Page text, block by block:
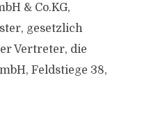
& Co.KG,
gesetzlich
Vertreter, die
Feldstiege 38,